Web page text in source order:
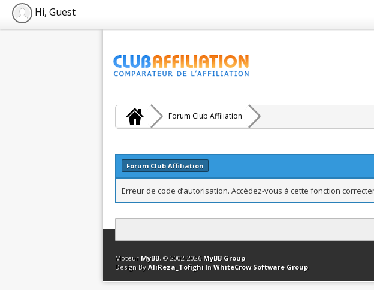
Hi, Guest
Forum Club Affiliation
Forum Club Affiliation
Erreur de code d’autorisation. Accédez-vous à cette fonction
Contact Club Affiliation Retourner en haut Version bas-débit
Moteur MyBB, © 2002-2026 MyBB Group.
Design By AliReza_Tofighi In WhiteCrow Software Group.